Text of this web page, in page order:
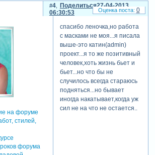
Поделиться
4
27-04-2013
06:30:53
спасибо леночка,но работа
с масками не моя...я писала
выше-это катин(admin)
проект...я то же позитивный
человек,хоть жизнь бьет и
бьет...но что бы не
случилось всегда стараюсь
подняться...но бывает
иногда накатывает,когда уж
сил не на что не остается..
0